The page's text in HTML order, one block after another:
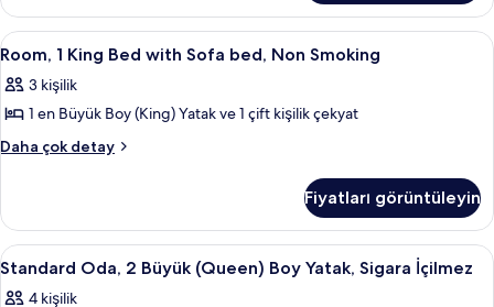
Boy
Yatak,
Engellilere
(Roll-
In
hakkında
Room,
1
King
Bed
with
Non
Smoking
için
tüm
Kaliteli yatak takımı, masa, dizüstü
4
Room, 1 King Bed with Sofa bed, Non Smoking
3 kişilik
1 en Büyük Boy (King) Yatak ve 1 çift kişilik çekyat
Daha çok detay
Room,
with
Sofa
bed,
Fiyatları görüntüleyin
Standard
Oda,
Kaliteli yatak takımı, masa, dizüstü
3
Standard Oda, 2 Büyük (Queen) Boy Yatak, Sigara İçilmez
4 kişilik